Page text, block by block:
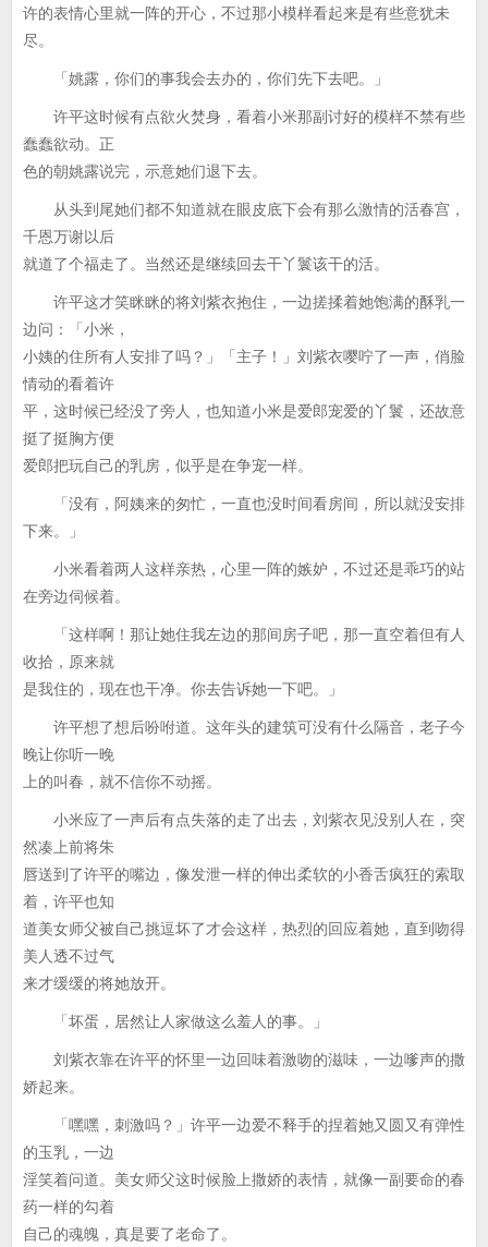
许的表情心里就一阵的开心，不过那小模样看起来是有些意犹未
尽。
「姚露，你们的事我会去办的，你们先下去吧。」
许平这时候有点欲火焚身，看着小米那副讨好的模样不禁有些
蠢蠢欲动。正
色的朝姚露说完，示意她们退下去。
从头到尾她们都不知道就在眼皮底下会有那么激情的活春宫，
千恩万谢以后
就道了个福走了。当然还是继续回去干丫鬟该干的活。
许平这才笑眯眯的将刘紫衣抱住，一边搓揉着她饱满的酥乳一
边问：「小米，
小姨的住所有人安排了吗？」「主子！」刘紫衣嘤咛了一声，俏脸
情动的看着许
平，这时候已经没了旁人，也知道小米是爱郎宠爱的丫鬟，还故意
挺了挺胸方便
爱郎把玩自己的乳房，似乎是在争宠一样。
「没有，阿姨来的匆忙，一直也没时间看房间，所以就没安排
下来。」
小米看着两人这样亲热，心里一阵的嫉妒，不过还是乖巧的站
在旁边伺候着。
「这样啊！那让她住我左边的那间房子吧，那一直空着但有人
收拾，原来就
是我住的，现在也干净。你去告诉她一下吧。」
许平想了想后吩咐道。这年头的建筑可没有什么隔音，老子今
晚让你听一晚
上的叫春，就不信你不动摇。
小米应了一声后有点失落的走了出去，刘紫衣见没别人在，突
然凑上前将朱
唇送到了许平的嘴边，像发泄一样的伸出柔软的小香舌疯狂的索取
着，许平也知
道美女师父被自己挑逗坏了才会这样，热烈的回应着她，直到吻得
美人透不过气
来才缓缓的将她放开。
「坏蛋，居然让人家做这么羞人的事。」
刘紫衣靠在许平的怀里一边回味着激吻的滋味，一边嗲声的撒
娇起来。
「嘿嘿，刺激吗？」许平一边爱不释手的捏着她又圆又有弹性
的玉乳，一边
淫笑着问道。美女师父这时候脸上撒娇的表情，就像一副要命的春
药一样的勾着
自己的魂魄，真是要了老命了。